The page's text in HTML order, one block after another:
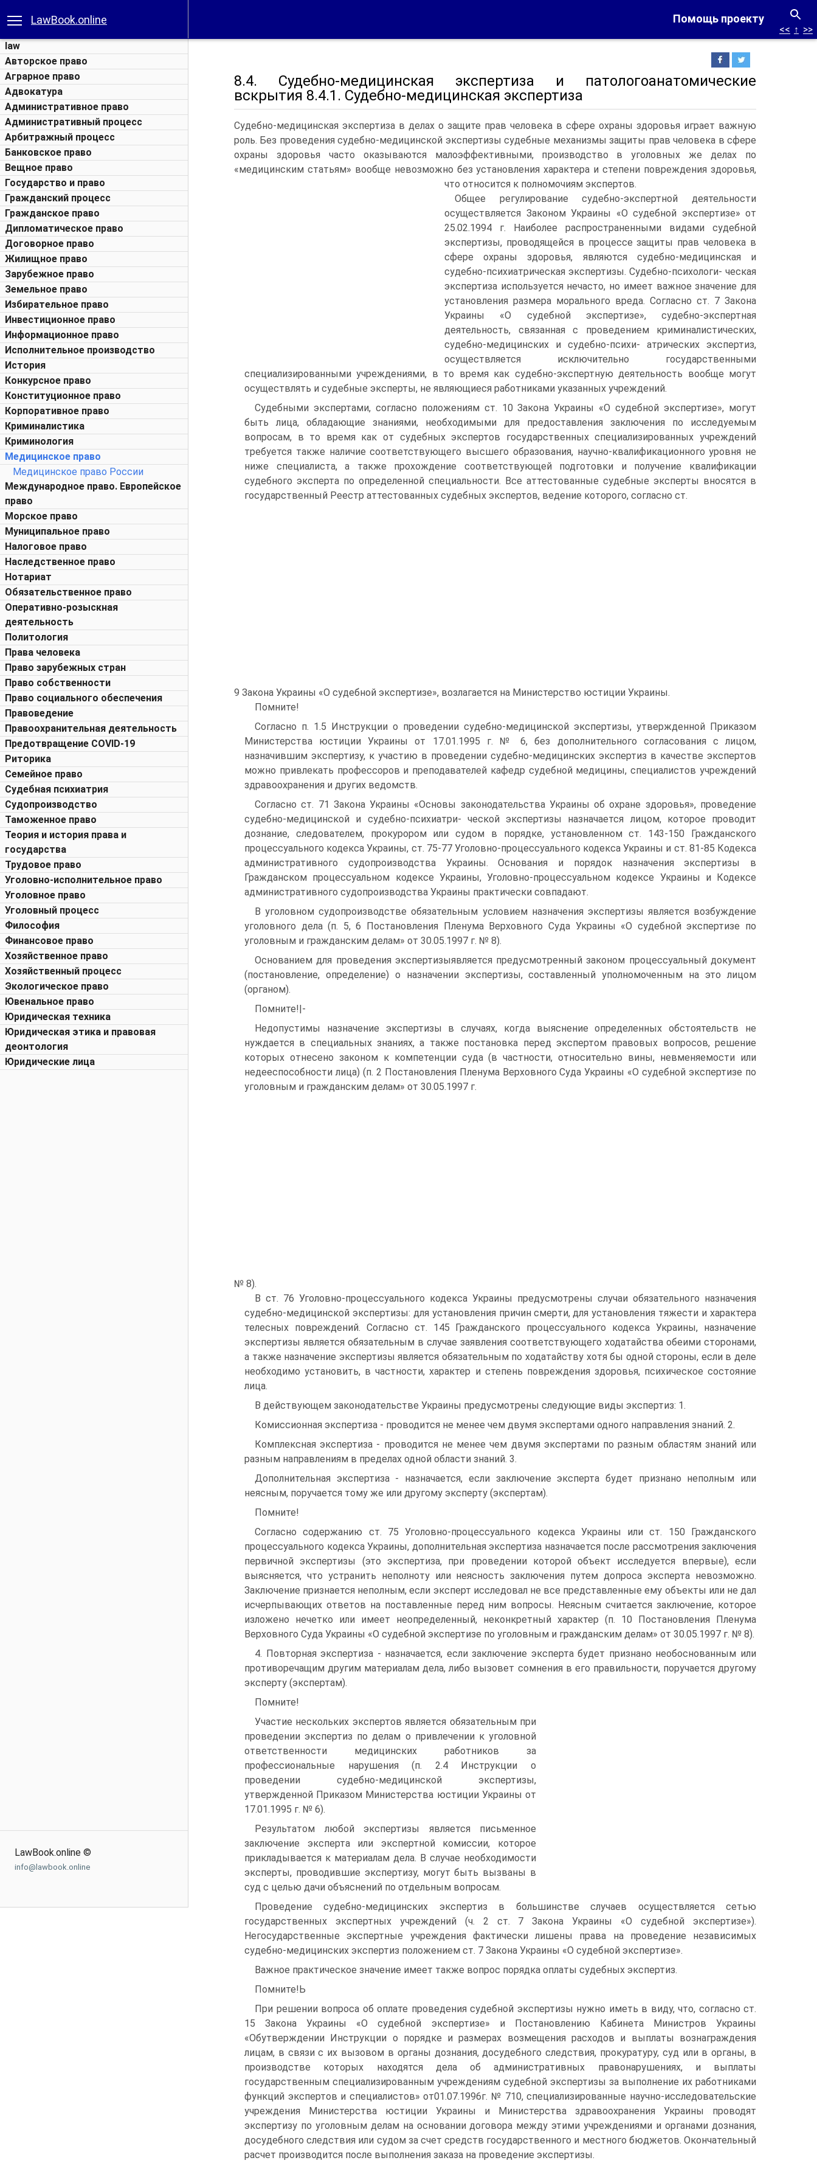
Помощь проекту
LawBook.online
law
Авторское право
Аграрное право
Адвокатура
Административное право
Административный процесс
Арбитражный процесс
Банковское право
Вещное право
Государство и право
Гражданский процесс
Гражданское право
Дипломатическое право
Договорное право
Жилищное право
Зарубежное право
Земельное право
Избирательное право
Инвестиционное право
Информационное право
Исполнительное производство
История
Конкурсное право
Конституционное право
Корпоративное право
Криминалистика
Криминология
Медицинское право
Медицинское право России
Международное право. Европейское
право
Морское право
Муниципальное право
Налоговое право
Наследственное право
Нотариат
Обязательственное право
Оперативно-розыскная
деятельность
Политология
Права человека
Право зарубежных стран
Право собственности
Право социального обеспечения
Правоведение
Правоохранительная деятельность
Предотвращение COVID-19
Риторика
Семейное право
Судебная психиатрия
Судопроизводство
Таможенное право
Теория и история права и
государства
Трудовое право
Уголовно-исполнительное право
Уголовное право
Уголовный процесс
Философия
Финансовое право
Хозяйственное право
Хозяйственный процесс
Экологическое право
Ювенальное право
Юридическая техника
Юридическая этика и правовая
деонтология
Юридические лица
LawBook.online ©
info@lawbook.online
<< ↑ >>
8.4. Судебно-медицинская экспертиза и патологоанатомические
вскрытия 8.4.1. Судебно-медицинская экспертиза
Судебно-медицинская экспертиза в делах о защите прав человека в сфере охраны здоровья играет важную
роль. Без проведения судебно-медицинской экспертизы судебные механизмы защиты прав человека в сфере
охраны здоровья часто оказываются малоэффективными, производство в уголовных же делах по
«медицинским статьям» вообще невозможно без установления характера и степени повреждения здоровья,
что относится к полномочиям экспертов.
Общее регулирование судебно-экспертной деятельности
осуществляется Законом Украины «О судебной экспертизе» от
25.02.1994 г. Наиболее распространенными видами судебной
экспертизы, проводящейся в процессе защиты прав человека в
сфере охраны здоровья, являются судебно-медицинская и
судебно-психиатрическая экспертизы. Судебно-психологи- ческая
экспертиза используется нечасто, но имеет важное значение для
установления размера морального вреда. Согласно ст. 7 Закона
Украины «О судебной экспертизе», судебно-экспертная
деятельность, связанная с проведением криминалистических,
судебно-медицинских и судебно-психи- атрических экспертиз,
осуществляется исключительно государственными
специализированными учреждениями, в то время как судебно-экспертную деятельность вообще могут
осуществлять и судебные эксперты, не являющиеся работниками указанных учреждений.
Судебными экспертами, согласно положениям ст. 10 Закона Украины «О судебной экспертизе», могут
быть лица, обладающие знаниями, необходимыми для предоставления заключения по исследуемым
вопросам, в то время как от судебных экспертов государственных специализированных учреждений
требуется также наличие соответствующего высшего образования, научно-квалификационного уровня не
ниже специалиста, а также прохождение соответствующей подготовки и получение квалификации
судебного эксперта по определенной специальности. Все аттестованные судебные эксперты вносятся в
государственный Реестр аттестованных судебных экспертов, ведение которого, согласно ст.
9 Закона Украины «О судебной экспертизе», возлагается на Министерство юстиции Украины.
Помните!
Согласно п. 1.5 Инструкции о проведении судебно-медицинской экспертизы, утвержденной Приказом
Министерства юстиции Украины от 17.01.1995 г. № 6, без дополнительного согласования с лицом,
назначившим экспертизу, к участию в проведении судебно-медицинских экспертиз в качестве экспертов
можно привлекать профессоров и преподавателей кафедр судебной медицины, специалистов учреждений
здравоохранения и других ведомств.
Согласно ст. 71 Закона Украины «Основы законодательства Украины об охране здоровья», проведение
судебно-медицинской и судебно-психиатри- ческой экспертизы назначается лицом, которое проводит
дознание, следователем, прокурором или судом в порядке, установленном ст. 143-150 Гражданского
процессуального кодекса Украины, ст. 75-77 Уголовно-процессуального кодекса Украины и ст. 81-85 Кодекса
административного судопроизводства Украины. Основания и порядок назначения экспертизы в
Гражданском процессуальном кодексе Украины, Уголовно-процессуальном кодексе Украины и Кодексе
административного судопроизводства Украины практически совпадают.
В уголовном судопроизводстве обязательным условием назначения экспертизы является возбуждение
уголовного дела (п. 5, 6 Постановления Пленума Верховного Суда Украины «О судебной экспертизе по
уголовным и гражданским делам» от 30.05.1997 г. № 8).
Основанием для проведения экспертизыявляется предусмотренный законом процессуальный документ
(постановление, определение) о назначении экспертизы, составленный уполномоченным на это лицом
(органом).
Помните!|-
Недопустимы назначение экспертизы в случаях, когда выяснение определенных обстоятельств не
нуждается в специальных знаниях, а также постановка перед экспертом правовых вопросов, решение
которых отнесено законом к компетенции суда (в частности, относительно вины, невменяемости или
недееспособности лица) (п. 2 Постановления Пленума Верховного Суда Украины «О судебной экспертизе по
уголовным и гражданским делам» от 30.05.1997 г.
№ 8).
В ст. 76 Уголовно-процессуального кодекса Украины предусмотрены случаи обязательного назначения
судебно-медицинской экспертизы: для установления причин смерти, для установления тяжести и характера
телесных повреждений. Согласно ст. 145 Гражданского процессуального кодекса Украины, назначение
экспертизы является обязательным в случае заявления соответствующего ходатайства обеими сторонами,
а также назначение экспертизы является обязательным по ходатайству хотя бы одной стороны, если в деле
необходимо установить, в частности, характер и степень повреждения здоровья, психическое состояние
лица.
В действующем законодательстве Украины предусмотрены следующие виды экспертиз: 1.
Комиссионная экспертиза - проводится не менее чем двумя экспертами одного направления знаний. 2.
Комплексная экспертиза - проводится не менее чем двумя экспертами по разным областям знаний или
разным направлениям в пределах одной области знаний. 3.
Дополнительная экспертиза - назначается, если заключение эксперта будет признано неполным или
неясным, поручается тому же или другому эксперту (экспертам).
Помните!
Согласно содержанию ст. 75 Уголовно-процессуального кодекса Украины или ст. 150 Гражданского
процессуального кодекса Украины, дополнительная экспертиза назначается после рассмотрения заключения
первичной экспертизы (это экспертиза, при проведении которой объект исследуется впервые), если
выясняется, что устранить неполноту или неясность заключения путем допроса эксперта невозможно.
Заключение признается неполным, если эксперт исследовал не все представленные ему объекты или не дал
исчерпывающих ответов на поставленные перед ним вопросы. Неясным считается заключение, которое
изложено нечетко или имеет неопределенный, неконкретный характер (п. 10 Постановления Пленума
Верховного Суда Украины «О судебной экспертизе по уголовным и гражданским делам» от 30.05.1997 г. № 8).
4. Повторная экспертиза - назначается, если заключение эксперта будет признано необоснованным или
противоречащим другим материалам дела, либо вызовет сомнения в его правильности, поручается другому
эксперту (экспертам).
Помните!
Участие нескольких экспертов является обязательным при
проведении экспертиз по делам о привлечении к уголовной
ответственности медицинских работников за
профессиональные нарушения (п. 2.4 Инструкции о
проведении судебно-медицинской экспертизы,
утвержденной Приказом Министерства юстиции Украины от
17.01.1995 г. № 6).
Результатом любой экспертизы является письменное
заключение эксперта или экспертной комиссии, которое
прикладывается к материалам дела. В случае необходимости
эксперты, проводившие экспертизу, могут быть вызваны в
суд с целью дачи объяснений по отдельным вопросам.
Проведение судебно-медицинских экспертиз в большинстве случаев осуществляется сетью
государственных экспертных учреждений (ч. 2 ст. 7 Закона Украины «О судебной экспертизе»).
Негосударственные экспертные учреждения фактически лишены права на проведение независимых
судебно-медицинских экспертиз положением ст. 7 Закона Украины «О судебной экспертизе».
Важное практическое значение имеет также вопрос порядка оплаты судебных экспертиз.
Помните!Ь
При решении вопроса об оплате проведения судебной экспертизы нужно иметь в виду, что, согласно ст.
15 Закона Украины «О судебной экспертизе» и Постановлению Кабинета Министров Украины
«Обутверждении Инструкции о порядке и размерах возмещения расходов и выплаты вознаграждения
лицам, в связи с их вызовом в органы дознания, досудебного следствия, прокуратуру, суд или в органы, в
производстве которых находятся дела об административных правонарушениях, и выплаты
государственным специализированным учреждениям судебной экспертизы за выполнение их работниками
функций экспертов и специалистов» от01.07.1996г. № 710, специализированные научно-исследовательские
учреждения Министерства юстиции Украины и Министерства здравоохранения Украины проводят
экспертизу по уголовным делам на основании договора между этими учреждениями и органами дознания,
досудебного следствия или судом за счет средств государственного и местного бюджетов. Окончательный
расчет производится после выполнения заказа на проведение экспертизы.